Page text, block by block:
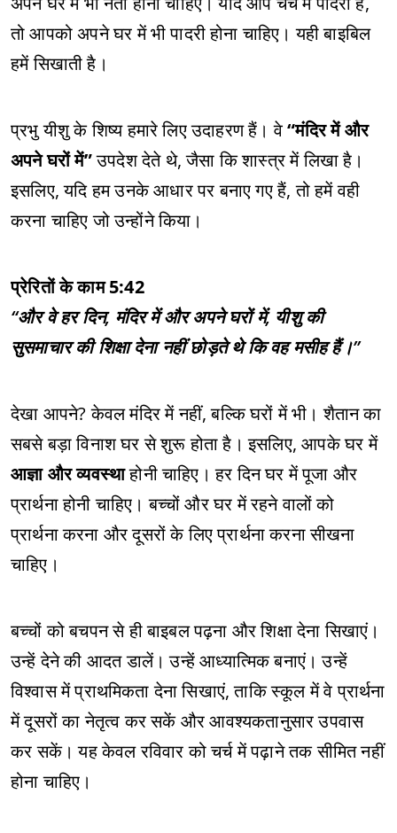
तो आपको अपने घर में भी पादरी होना चाहिए। यही बाइबिल
हमें सिखाती है।
प्रभु यीशु के शिष्य हमारे लिए उदाहरण हैं। वे“मंदिर में और
अपने घरों में”उपदेश देते थे, जैसा कि शास्त्र में लिखा है।
इसलिए, यदि हम उनके आधार पर बनाए गए हैं, तो हमें वही
करना चाहिए जो उन्होंने किया।
प्रेरितों के काम 5:42
“और वे हर दिन, मंदिर में और अपने घरों में, यीशु की
सुसमाचार की शिक्षा देना नहीं छोड़ते थे कि वह मसीह हैं।”
देखा आपने? केवल मंदिर में नहीं, बल्कि घरों में भी। शैतान का
सबसे बड़ा विनाश घर से शुरू होता है। इसलिए, आपके घर में
आज्ञा और व्यवस्थाहोनी चाहिए। हर दिन घर में पूजा और
प्रार्थना होनी चाहिए। बच्चों और घर में रहने वालों को
प्रार्थना करना और दूसरों के लिए प्रार्थना करना सीखना
चाहिए।
बच्चों को बचपन से ही बाइबल पढ़ना और शिक्षा देना सिखाएं।
उन्हें देने की आदत डालें। उन्हें आध्यात्मिक बनाएं। उन्हें
विश्वास में प्राथमिकता देना सिखाएं, ताकि स्कूल में वे प्रार्थना
में दूसरों का नेतृत्व कर सकें और आवश्यकतानुसार उपवास
कर सकें। यह केवल रविवार को चर्च में पढ़ाने तक सीमित नहीं
होना चाहिए।